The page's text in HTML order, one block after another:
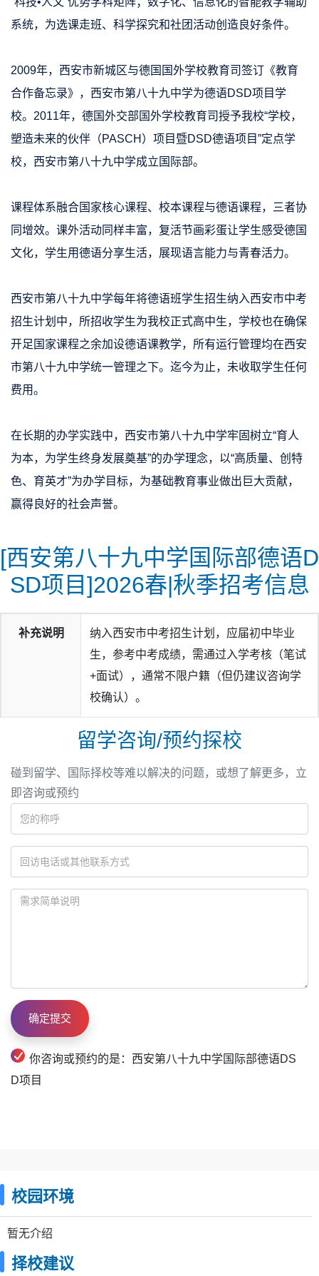
系统，为选课走班、科学探究和社团活动创造良好条件。
2009年，西安市新城区与德国国外学校教育司签订《教育
合作备忘录》，西安市第八十九中学为德语DSD项目学
校。2011年，德国外交部国外学校教育司授予我校“学校，
塑造未来的伙伴（PASCH）项目暨DSD德语项目”定点学
校，西安市第八十九中学成立国际部。
课程体系融合国家核心课程、校本课程与德语课程，三者协
同增效。课外活动同样丰富，复活节画彩蛋让学生感受德国
文化，学生用德语分享生活，展现语言能力与青春活力。
西安市第八十九中学每年将德语班学生招生纳入西安市中考
招生计划中，所招收学生为我校正式高中生，学校也在确保
开足国家课程之余加设德语课教学，所有运行管理均在西安
市第八十九中学统一管理之下。迄今为止，未收取学生任何
费用。
在长期的办学实践中，西安市第八十九中学牢固树立“育人
为本，为学生终身发展奠基”的办学理念，以“高质量、创特
色、育英才”为办学目标，为基础教育事业做出巨大贡献，
赢得良好的社会声誉。
[西安第八十九中学国际部德语D
SD项目]2026春|秋季招考信息
补充说明
纳入西安市中考招生计划，应届初中毕业
生，参考中考成绩，需通过入学考核（笔试
+面试），通常不限户籍（但仍建议咨询学
校确认）。
留学咨询/预约探校
碰到留学、国际择校等难以解决的问题，或想了解更多，立
即咨询或预约
你咨询或预约的是：西安第八十九中学国际部德语DS
D项目
校园环境
暂无介绍
择校建议